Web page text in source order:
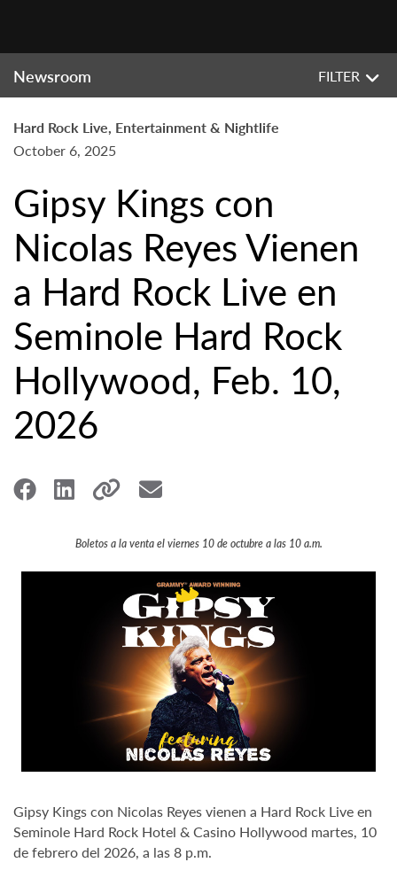
Newsroom FILTER
Hard Rock Live, Entertainment & Nightlife
October 6, 2025
Gipsy Kings con
Nicolas Reyes Vienen
a Hard Rock Live en
Seminole Hard Rock
Hollywood, Feb. 10,
2026
Boletos a la venta el viernes 10 de octubre a las 10 a.m.
Gipsy Kings con Nicolas Reyes vienen a Hard Rock Live en
Seminole Hard Rock Hotel & Casino Hollywood martes, 10
de febrero del 2026, a las 8 p.m.